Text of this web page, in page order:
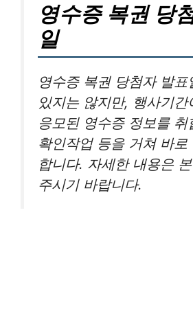
영수증 복권 당
일
영수증 복권 당첨자 발표
있지는 않지만, 행사기
응모된 영수증 정보를 취
확인작업 등을 거쳐 바로
합니다. 자세한 내용은
주시기 바랍니다.